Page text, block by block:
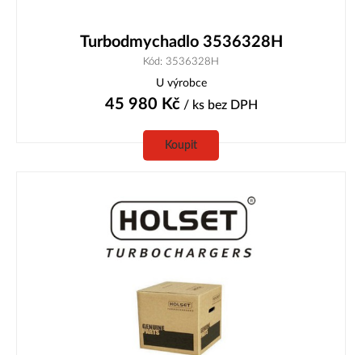
Turbodmychadlo 3536328H
Kód: 3536328H
U výrobce
45 980 Kč/ ks bez DPH
Koupit